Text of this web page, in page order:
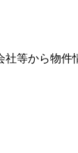
等から物